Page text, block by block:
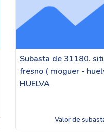
Subasta de 31180.
fresno ( moguer -
HUELVA
Valor de